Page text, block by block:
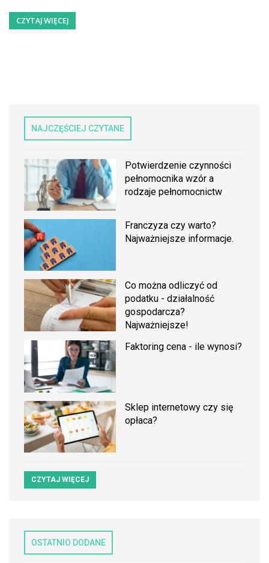
CZYTAJ WIĘCEJ
NAJCZĘŚCIEJ CZYTANE
Potwierdzenie czynności
pełnomocnika wzór a
rodzaje pełnomocnictw
Franczyza czy warto?
Najważniejsze informacje.
Co można odliczyć od
podatku - działalność
gospodarcza?
Najważniejsze!
Faktoring cena - ile wynosi?
Sklep internetowy czy się
opłaca?
CZYTAJ WIĘCEJ
OSTATNIO DODANE